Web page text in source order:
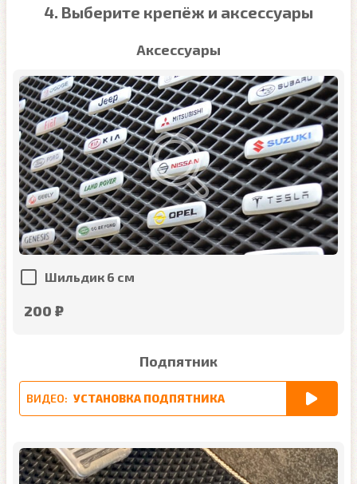
4. Выберите крепёж и аксессуары
Аксессуары
Шильдик 6 см
200 ₽
Подпятник
ВИДЕО: УСТАНОВКА ПОДПЯТНИКА